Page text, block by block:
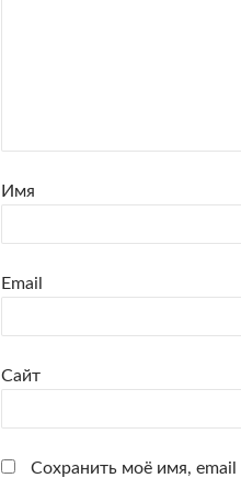
Имя
Email
Сайт
Сохранить моё имя, email